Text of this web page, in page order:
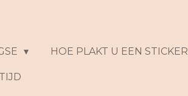
HOE PLAKT U EEN STICKER